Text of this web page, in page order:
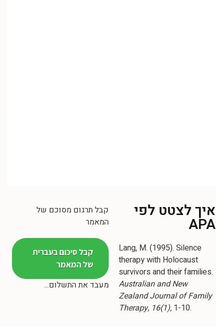
איך לצטט לפי
APA
Lang, M. (1995). Silence
therapy with Holocaust
survivors and their families.
Australian and New
Zealand Journal of Family
Therapy, 16(1), 1-10.
קבל תרגום מסוכם של
המאמר
קבל סיכום בעברית
של המאמר
מעבד את התשלום...